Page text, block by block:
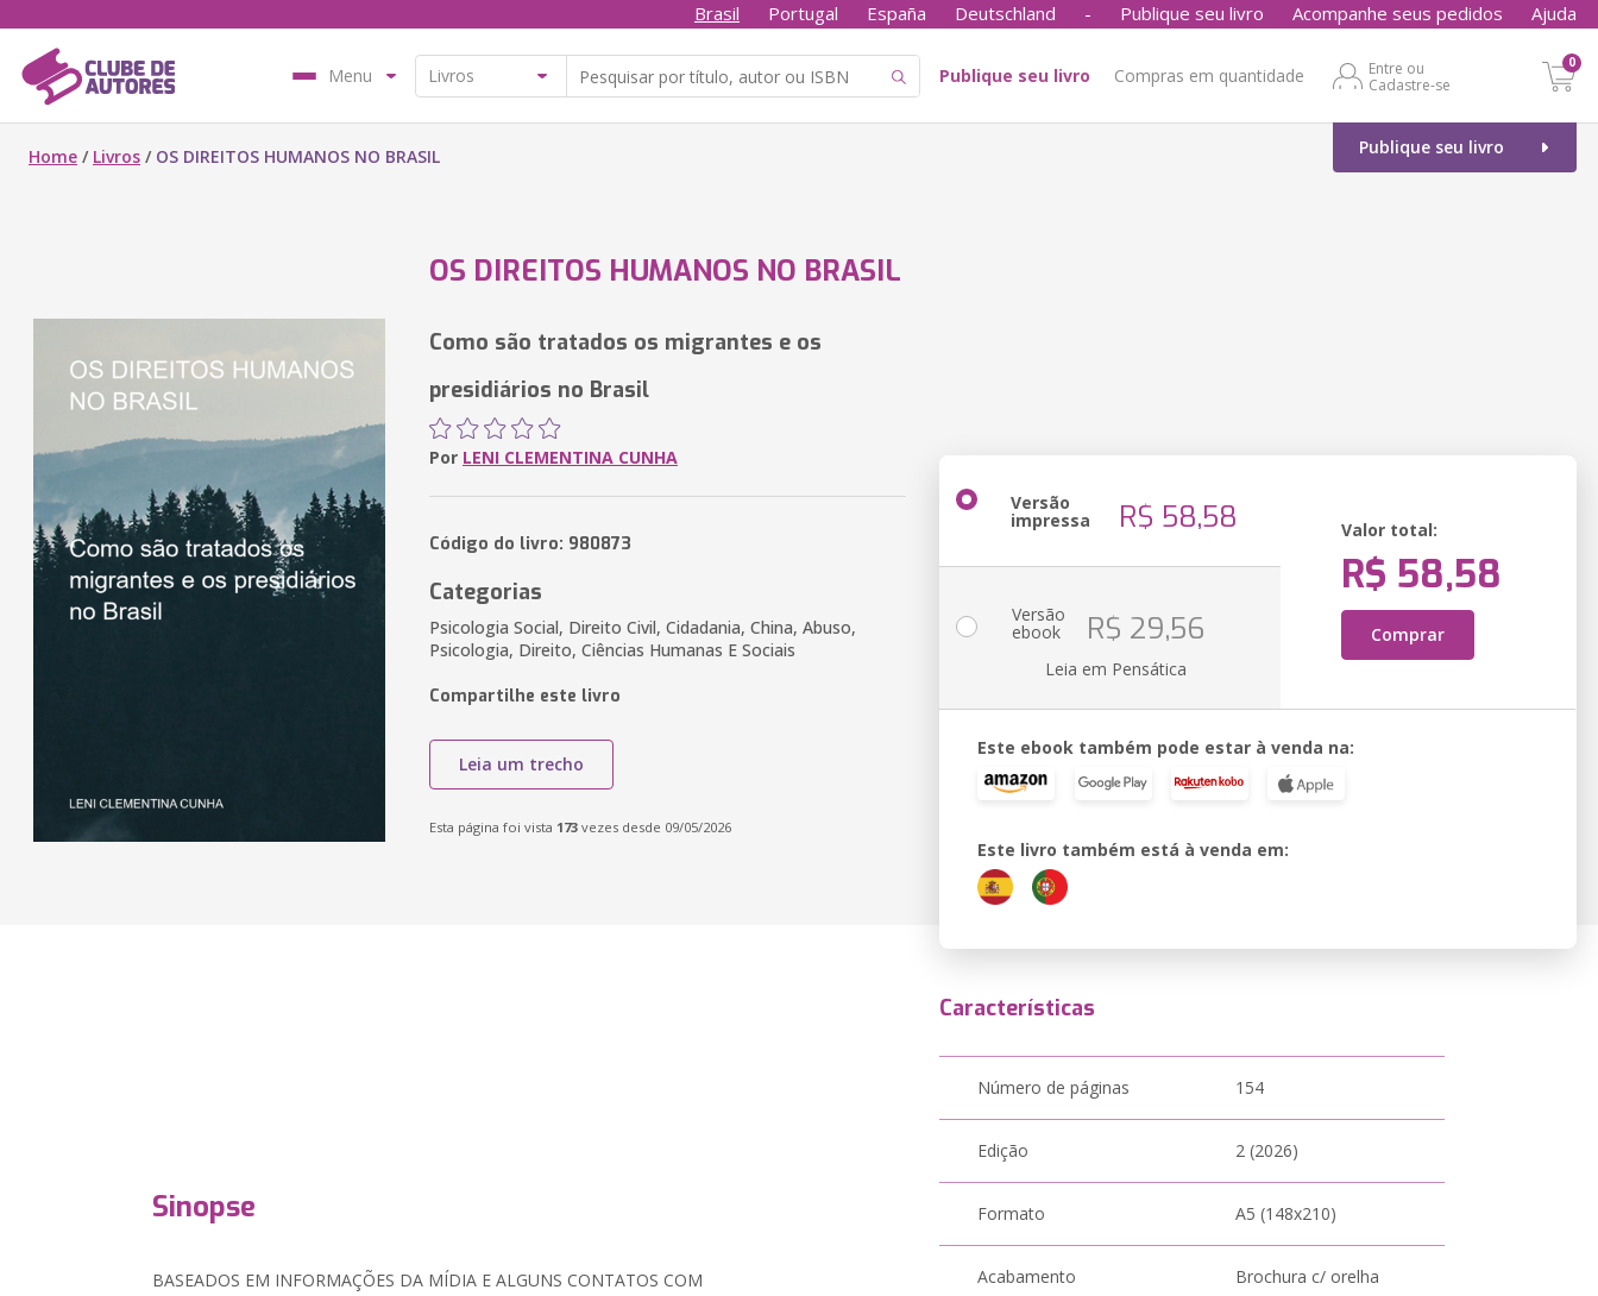
Brasil Portugal España Deutschland - Publique seu livro Acompanhe seus pedidos Ajuda
Menu Publique seu livro Compras em quantidade
Entre ou
Cadastre-se
0
Publique seu livro
Home / Livros / OS DIREITOS HUMANOS NO BRASIL
OS DIREITOS HUMANOS NO BRASIL
Como são tratados os migrantes e os
presidiários no Brasil
Por LENI CLEMENTINA CUNHA
Código do livro: 980873
Categorias
Psicologia Social, Direito Civil, Cidadania, China, Abuso,
Psicologia, Direito, Ciências Humanas E Sociais
Compartilhe este livro
Leia um trecho
Esta página foi vista 173 vezes desde 09/05/2026
Versão
impressa R$ 58,58 Valor total:
R$ 58,58
Comprar
Versão
ebook R$ 29,56
Leia em Pensática
Este ebook também pode estar à venda na:
Este livro também está à venda em:
Sinopse
BASEADOS EM INFORMAÇÕES DA MÍDIA E ALGUNS CONTATOS COM
Características
Número de páginas 154
Edição 2 (2026)
Formato A5 (148x210)
Acabamento Brochura c/ orelha